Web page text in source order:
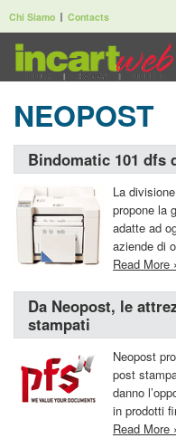
Chi Siamo Contacts
NEOPOST
Bindomatic 101 dfs
La
propone la
adatte ad
aziende di
Read More
Da Neopost, le
stampati
Neopost
post
danno
in prodotti
Read More